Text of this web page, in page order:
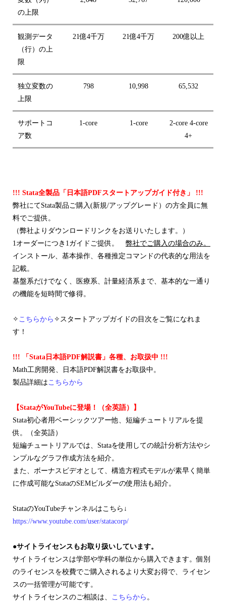
の上限
観測データ
（行）の上
限
21億4千万 21億4千万 200億以上
独立変数の
上限
798 10,998 65,532
サポートコ
ア数
1-core 1-core
2-core 4-core
4+
!!! Stata全製品「日本語PDFスタートアップガイド付き」 !!!
弊社にてStata製品ご購入(新規/アップグレード）の方全員に無
料でご提供。
（弊社よりダウンロードリンクをお送りいたします。）
1オーダーにつき1ガイドご提供。 弊社でご購入の場合のみ。
インストール、基本操作、各種推定コマンドの代表的な用法を
記載。
基盤系だけでなく、医療系、計量経済系まで、基本的な一通り
の機能を短時間で修得。
✧こちらから ✧スタートアップガイドの目次をご覧になれま
す！
!!! 「Stata日本語PDF解説書」各種、お取扱中 !!!
Math工房開発、日本語PDF解説書をお取扱中。
製品詳細はこちらから
【StataがYouTubeに登場！（全英語）】
Stata初心者用ベーシックツアー他、短編チュートリアルを提
供。（全英語）
短編チュートリアルでは、Stataを使用しての統計分析方法やシ
ンプルなグラフ作成方法を紹介。
また、ボーナスビデオとして、構造方程式モデルが素早く簡単
に作成可能なStataのSEMビルダーの使用法も紹介。
StataのYouTubeチャンネルはこちら↓
https://www.youtube.com/user/statacorp/
●サイトライセンスもお取り扱いしています。
サイトライセンスは学部や学科の単位から購入できます。個別
のライセンスを校費でご購入されるより大変お得で、ライセン
スの一括管理が可能です。
サイトライセンスのご相談は、 こちらから 。